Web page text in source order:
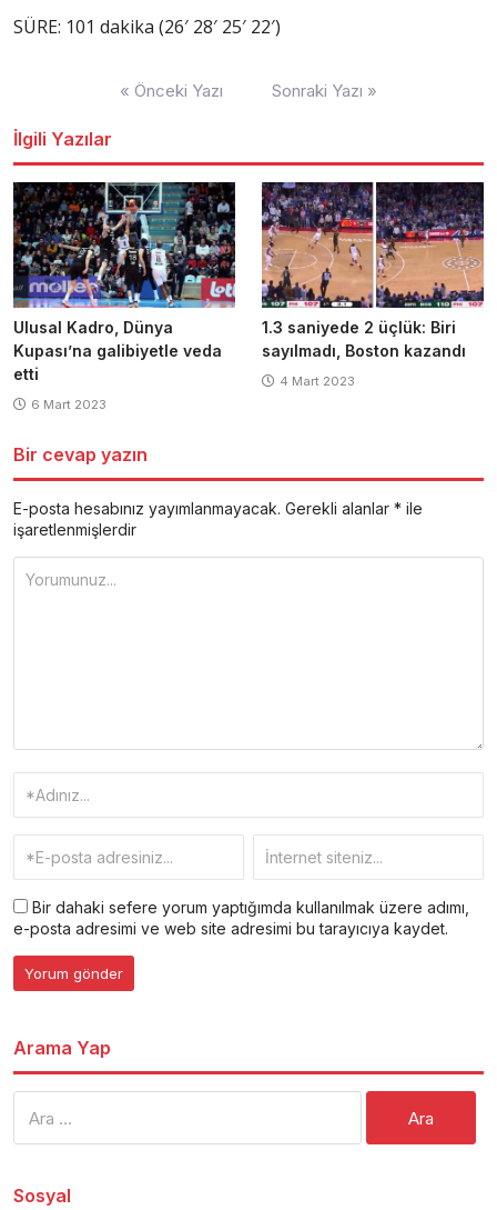
SÜRE: 101 dakika (26′ 28′ 25′ 22′)
« Önceki Yazı Sonraki Yazı »
İlgili Yazılar
Ulusal Kadro, Dünya
Kupası’na galibiyetle veda
etti
6 Mart 2023
1.3 saniyede 2 üçlük: Biri
sayılmadı, Boston kazandı
4 Mart 2023
Bir cevap yazın
E-posta hesabınız yayımlanmayacak. Gerekli alanlar * ile
işaretlenmişlerdir
Bir dahaki sefere yorum yaptığımda kullanılmak üzere adımı,
e-posta adresimi ve web site adresimi bu tarayıcıya kaydet.
Arama Yap
Sosyal